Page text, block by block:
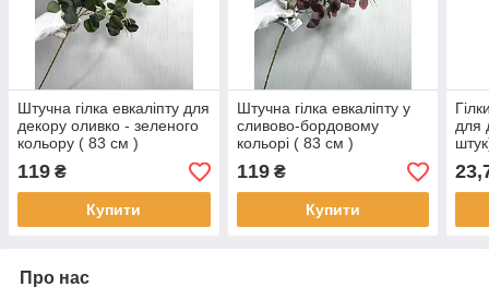
Штучна гілка евкаліпту для
декору оливко - зеленого
кольору ( 83 см )
119 ₴
Купити
Штучна гілка евкаліпту у
сливово-бордовому
кольорі ( 83 см )
119₴
Купити
для
Про нас